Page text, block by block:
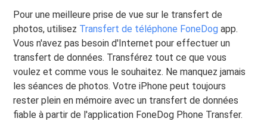
Pour une meilleure prise de vue sur le transfert de
photos, utilisez Transfert de téléphone FoneDog app.
Vous n'avez pas besoin d'Internet pour effectuer un
transfert de données. Transférez tout ce que vous
voulez et comme vous le souhaitez. Ne manquez jamais
les séances de photos. Votre iPhone peut toujours
rester plein en mémoire avec un transfert de données
fiable à partir de l'application FoneDog Phone Transfer.